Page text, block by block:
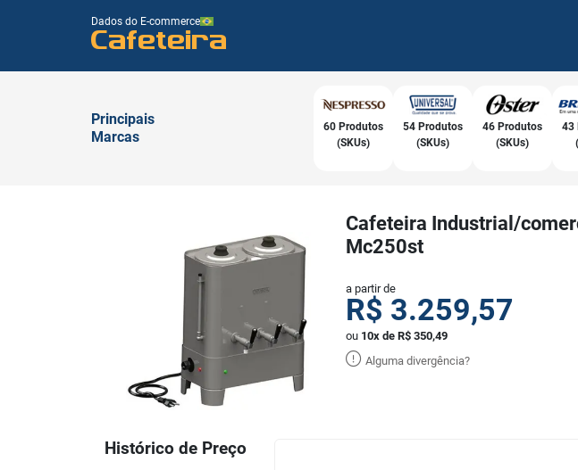
Dados do E-commerce
Cafeteira
Principais
Marcas
60 Produtos
(SKUs)
54 Produtos
(SKUs)
46 Produtos
(SKUs)
43
Cafeteira Industrial/
Mc250st
a partir de
R$ 3.259,57
ou 10x de R$ 350,49
Alguma divergência?
Histórico de Preço